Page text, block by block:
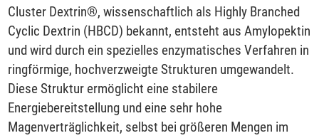
Cluster Dextrin®, wissenschaftlich als Highly Branched
Cyclic Dextrin (HBCD) bekannt, entsteht aus Amylopektin
und wird durch ein spezielles enzymatisches Verfahren in
ringförmige, hochverzweigte Strukturen umgewandelt.
Diese Struktur ermöglicht eine stabilere
Energiebereitstellung und eine sehr hohe
Magenverträglichkeit, selbst bei größeren Mengen im